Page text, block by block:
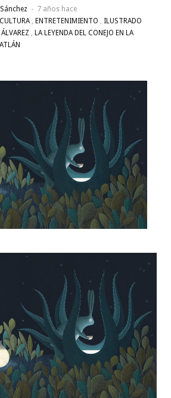
7 años hace
, ENTRETENIMIENTO , ILUSTRADO
, LA LEYENDA DEL CONEJO EN LA